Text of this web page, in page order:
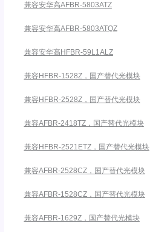
兼容安华高AFBR-5803ATZ
兼容安华高AFBR-5803ATQZ
兼容安华高HFBR-59L1ALZ
兼容HFBR-1528Z，国产替代光模块
兼容HFBR-2528Z，国产替代光模块
兼容AFBR-2418TZ，国产替代光模块
兼容HFBR-2521ETZ，国产替代光模块
兼容AFBR-2528CZ，国产替代光模块
兼容AFBR-1528CZ，国产替代光模块
兼容AFBR-1629Z，国产替代光模块